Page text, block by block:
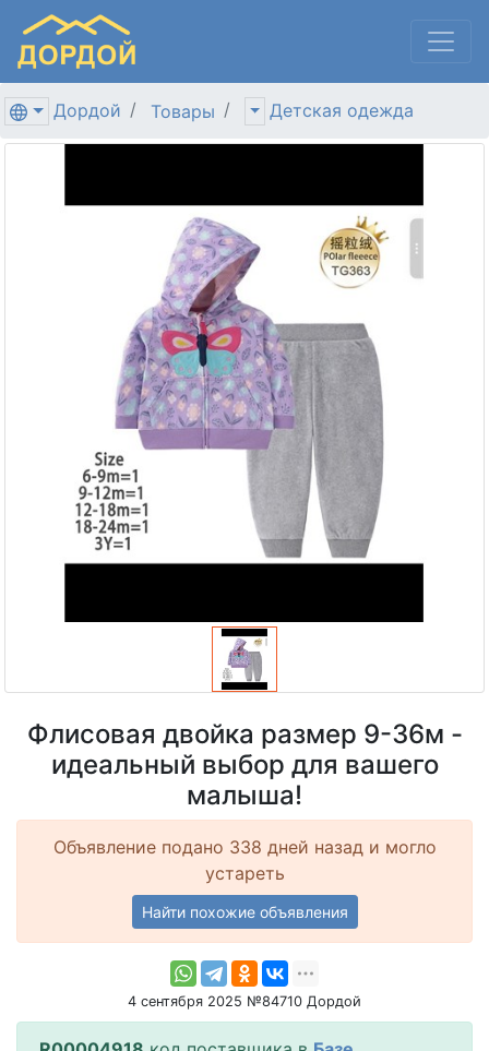
Дордой Товары Детская одежда
Флисовая двойка размер 9-36м -
идеальный выбор для вашего
малыша!
Объявление подано 338 дней назад и могло
устареть
Найти похожие объявления
4 сентября 2025 №84710 Дордой